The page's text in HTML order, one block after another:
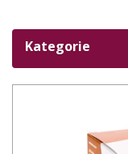
Kategorie